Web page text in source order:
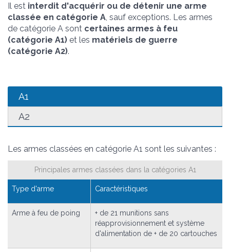
Il est interdit d'acquérir ou de détenir une arme
classée en catégorie A , sauf exceptions. Les armes
de catégorie A sont certaines armes à feu
(catégorie A1) et les matériels de guerre
(catégorie A2).
A1
A2
Les armes classées en catégorie A1 sont les suivantes :
Principales armes classées dans la catégories A1
Type d'arme Caractéristiques
Arme à feu de poing
+ de 21 munitions sans
réapprovisionnement et système
d'alimentation de + de 20 cartouches